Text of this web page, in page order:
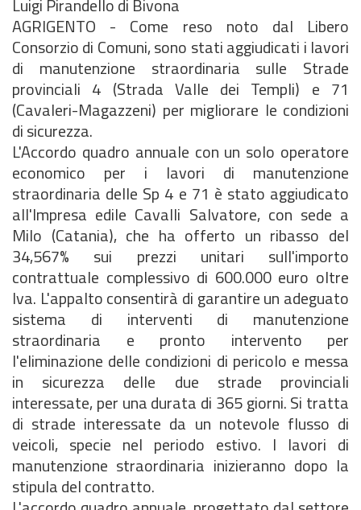
Luigi Pirandello di Bivona
AGRIGENTO - Come reso noto dal Libero
Consorzio di Comuni, sono stati aggiudicati i lavori
di manutenzione straordinaria sulle Strade
provinciali 4 (Strada Valle dei Templi) e 71
(Cavaleri-Magazzeni) per migliorare le condizioni
di sicurezza.
L'Accordo quadro annuale con un solo operatore
economico per i lavori di manutenzione
straordinaria delle Sp 4 e 71 è stato aggiudicato
all'Impresa edile Cavalli Salvatore, con sede a
Milo (Catania), che ha offerto un ribasso del
34,567% sui prezzi unitari sull'importo
contrattuale complessivo di 600.000 euro oltre
Iva. L'appalto consentirà di garantire un adeguato
sistema di interventi di manutenzione
straordinaria e pronto intervento per
l'eliminazione delle condizioni di pericolo e messa
in sicurezza delle due strade provinciali
interessate, per una durata di 365 giorni. Si tratta
di strade interessate da un notevole flusso di
veicoli, specie nel periodo estivo. I lavori di
manutenzione straordinaria inizieranno dopo la
stipula del contratto.